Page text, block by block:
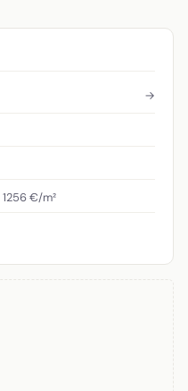
→
1256 €/m²